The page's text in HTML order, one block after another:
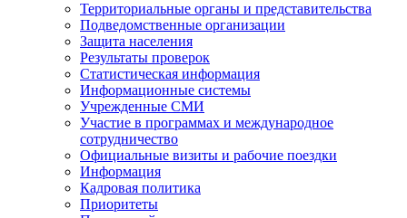
Территориальные органы и представительства
Подведомственные организации
Защита населения
Результаты проверок
Статистическая информация
Информационные системы
Учрежденные СМИ
Участие в программах и международное
сотрудничество
Официальные визиты и рабочие поездки
Информация
Кадровая политика
Приоритеты